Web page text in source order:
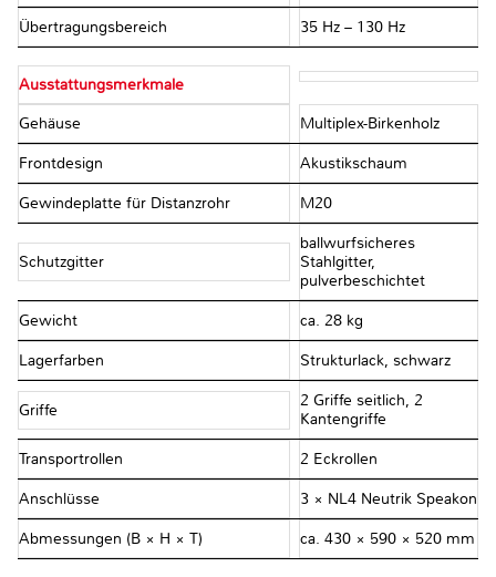
Übertragungsbereich 35 Hz – 130 Hz
Ausstattungsmerkmale
Gehäuse Multiplex-Birkenholz
Frontdesign Akustikschaum
Gewindeplatte für Distanzrohr M20
Schutzgitter
ballwurfsicheres
Stahlgitter,
pulverbeschichtet
Gewicht ca. 28 kg
Lagerfarben Strukturlack, schwarz
Griffe
2 Griffe seitlich, 2
Kantengriffe
Transportrollen 2 Eckrollen
Anschlüsse 3 × NL4 Neutrik Speakon
Abmessungen (B × H × T) ca. 430 × 590 × 520 mm